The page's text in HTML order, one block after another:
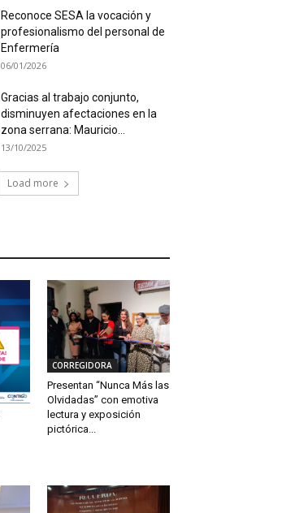
Reconoce SESA la vocación y
profesionalismo del personal de
Enfermería
06/01/2026
Gracias al trabajo conjunto,
disminuyen afectaciones en la
zona serrana: Mauricio...
13/10/2025
Load more
CORREGIDORA
Presentan “Nunca Más las
Olvidadas” con emotiva
lectura y exposición
pictórica...